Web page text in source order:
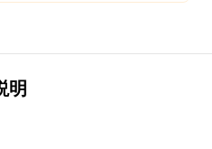
明